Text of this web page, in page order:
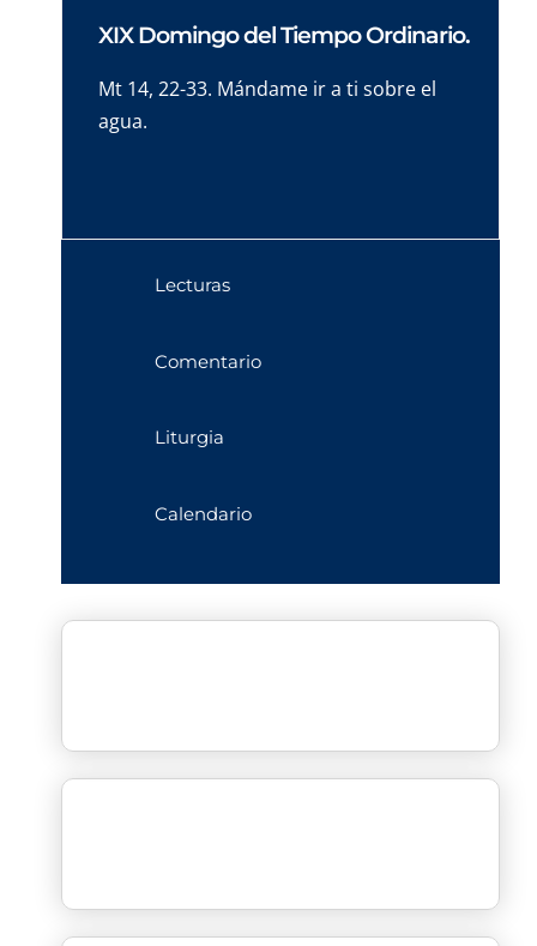
XIX Domingo del Tiempo Ordinario.
Mt 14, 22-33. Mándame ir a ti sobre el
agua.
Lecturas
Comentario
Liturgia
Calendario